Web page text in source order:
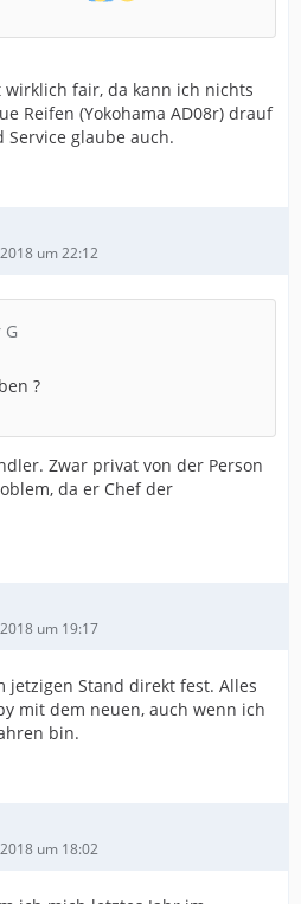
wirklich fair, da kann ich nichts
Reifen (Yokohama AD08r) drauf
Service glaube auch.
um 22:12
G
?
Zwar privat von der Person
da er Chef der
um 19:17
jetzigen Stand direkt fest. Alles
mit dem neuen, auch wenn ich
bin.
um 18:02